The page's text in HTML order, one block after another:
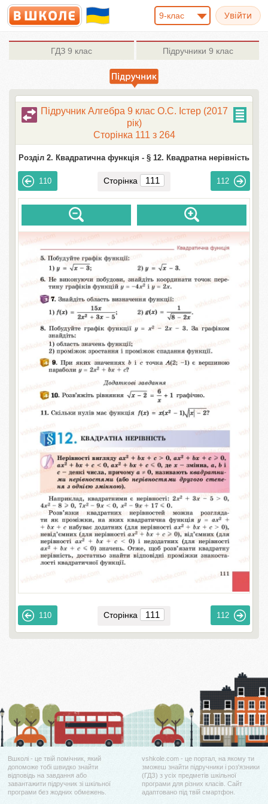
9-клас
ГДЗ 9 клас Підручники 9 клас
Підручник Алгебра 9 клас О.С. Істер (2017
рік)
Сторінка 111 з 264
Розділ 2. Квадратична функція - § 12. Квадратна нерівність
110 Сторінка 112
110 Сторінка 112
Вшколі - це твій помічник, який
допоможе тобі швидко знайти
відповідь на завдання або
завантажити підручник зі шкільної
програми без жодних обмежень.
vshkole.com - це портал, на якому ти
зможеш знайти підручники і роз'язники
(ГДЗ) з усіх предметів шкільної
програми для різних класів. Сайт
адаптовано під твій смартфон.